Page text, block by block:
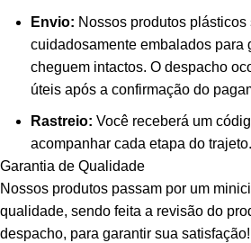
Envio: Nossos produtos plásticos
cuidadosamente embalados para
cheguem intactos. O despacho
úteis após a confirmação do
Rastreio: Você receberá um
acompanhar cada etapa do trajeto.
Garantia de Qualidade
Nossos produtos passam por um
qualidade, sendo feita a revisão do
despacho, para garantir sua satisfação!